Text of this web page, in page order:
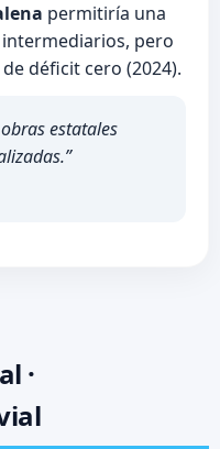
permitiría una
pero
déficit cero (2024).
estatales
·